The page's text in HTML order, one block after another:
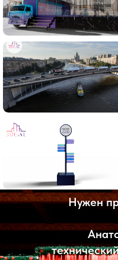
Нужен